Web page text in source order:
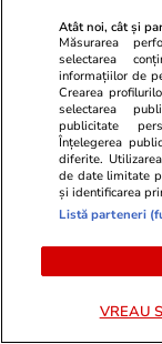
The Wall sau
reînvață
Libertatea.ro
Ultimele știri
Știri România
Atât noi, cât și
Măsurarea
selectarea
informațiilor de
Crearea
selectarea
publicitate
Înțelegerea
diferite.
de date limitate
și identificarea
Listă parteneri
VREAU